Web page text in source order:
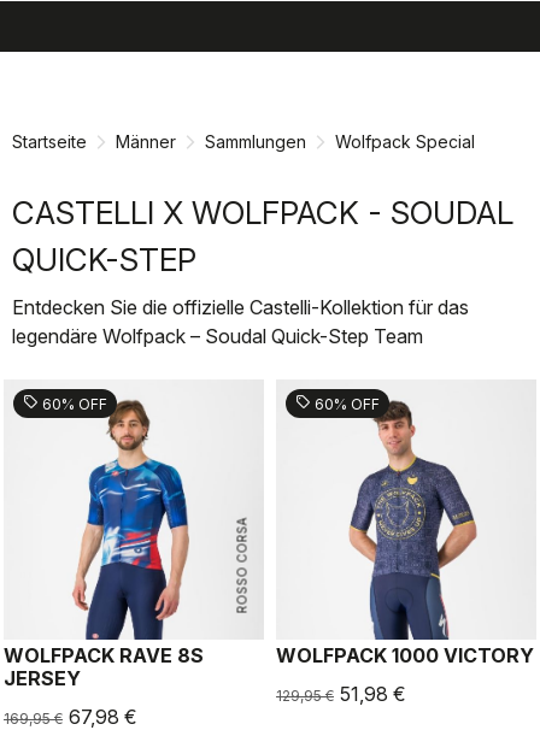
Startseite Männer Sammlungen Wolfpack Special
CASTELLI X WOLFPACK - SOUDAL
QUICK-STEP
Entdecken Sie die offizielle Castelli-Kollektion für das
legendäre Wolfpack – Soudal Quick-Step Team
ROSSO CORSA
sell 60% OFF
WOLFPACK RAVE 8S
JERSEY
169,95 € 67,98 €
sell 60% OFF
WOLFPACK 1000 VICTORY
129,95 € 51,98 €